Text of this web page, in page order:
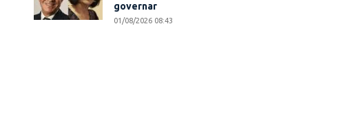
governar
01/08/2026 08:43